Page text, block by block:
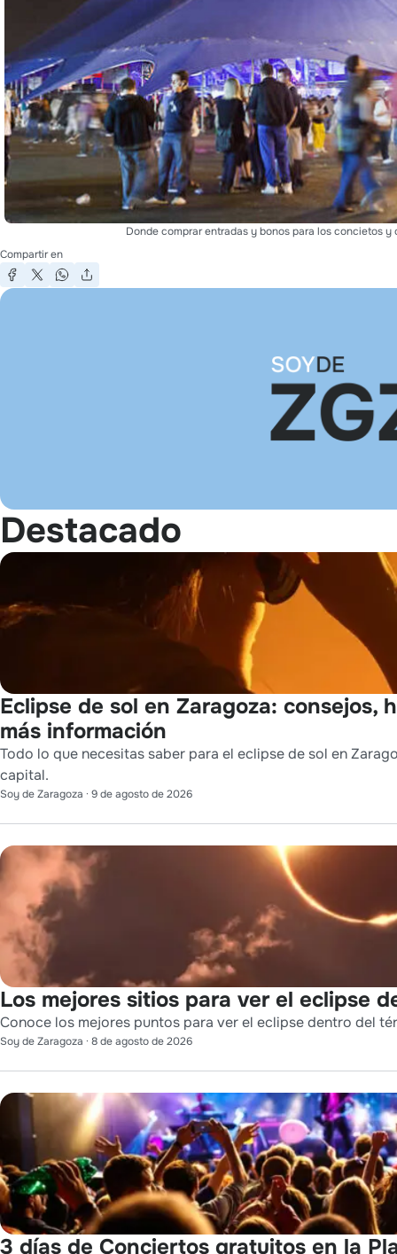
Donde comprar entradas y bonos para los concietos y
Compartir en
Destacado
Eclipse de sol en Zaragoza: consejos,
más información
Todo lo que necesitas saber para el eclipse de sol en
capital.
Soy de Zaragoza · 9 de agosto de 2026
Los mejores sitios para ver el eclipse
Conoce los mejores puntos para ver el eclipse dentro del
Soy de Zaragoza · 8 de agosto de 2026
3 días de Conciertos gratuitos en la